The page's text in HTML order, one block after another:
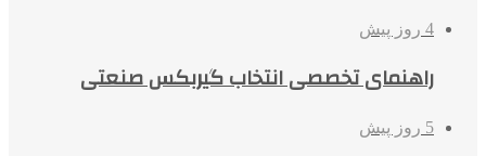
4 روز پیش
راهنمای تخصصی انتخاب گیربکس صنعتی
5 روز پیش